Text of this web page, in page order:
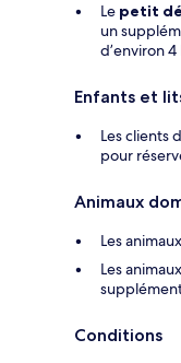
Le petit
un
d’environ
Enfants et
Les clients
pour
Animaux
Les
Les
Conditions